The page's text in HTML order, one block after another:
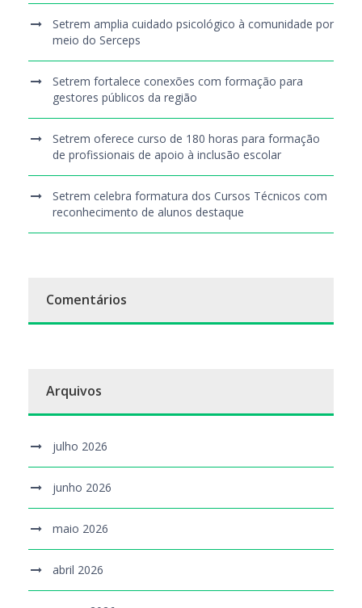
Setrem amplia cuidado psicológico à comunidade por
meio do Serceps
Setrem fortalece conexões com formação para
gestores públicos da região
Setrem oferece curso de 180 horas para formação
de profissionais de apoio à inclusão escolar
Setrem celebra formatura dos Cursos Técnicos com
reconhecimento de alunos destaque
Comentários
Arquivos
julho 2026
junho 2026
maio 2026
abril 2026